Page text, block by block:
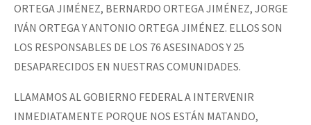
ORTEGA JIMÉNEZ, BERNARDO ORTEGA JIMÉNEZ, JORGE
IVÁN ORTEGA Y ANTONIO ORTEGA JIMÉNEZ. ELLOS SON
LOS RESPONSABLES DE LOS 76 ASESINADOS Y 25
DESAPARECIDOS EN NUESTRAS COMUNIDADES.
LLAMAMOS AL GOBIERNO FEDERAL A INTERVENIR
INMEDIATAMENTE PORQUE NOS ESTÁN MATANDO,